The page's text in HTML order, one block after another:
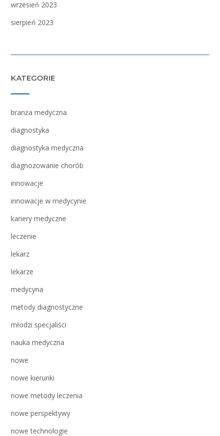
wrzesień 2023
sierpień 2023
KATEGORIE
branża medyczna
diagnostyka
diagnostyka medyczna
diagnozowanie chorób
innowacje
innowacje w medycynie
kariery medyczne
leczenie
lekarz
lekarze
medycyna
metody diagnostyczne
młodzi specjaliści
nauka medyczna
nowe
nowe kierunki
nowe metody leczenia
nowe perspektywy
nowe technologie